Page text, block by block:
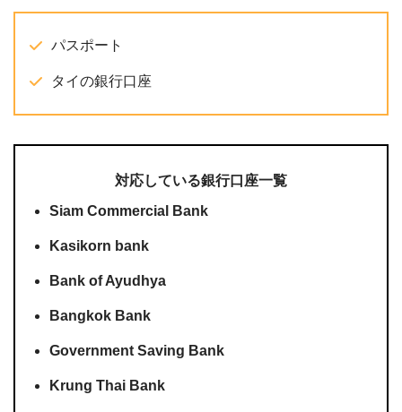
パスポート
タイの銀行口座
対応している銀行口座一覧
Siam Commercial Bank
Kasikorn bank
Bank of Ayudhya
Bangkok Bank
Government Saving Bank
Krung Thai Bank